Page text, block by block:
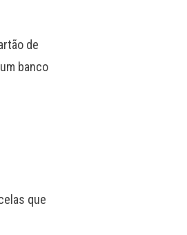
de
banco
que